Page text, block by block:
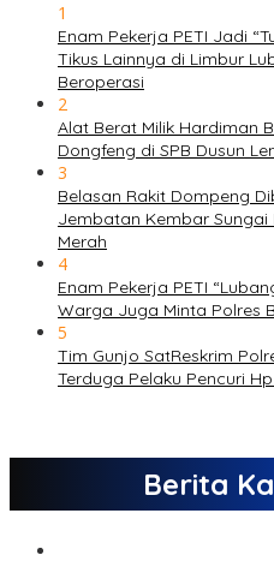
1
Enam Pekerja PETI Jadi
Tikus Lainnya di Limbur
Beroperasi
2
Alat Berat Milik Hardiman
Dongfeng di SPB Dusun
3
Belasan Rakit Dompeng
Jembatan Kembar Sungai
Merah
4
Enam Pekerja PETI
Warga Juga Minta Polres
5
Tim Gunjo SatReskrim
Terduga Pelaku Pencuri
Berita